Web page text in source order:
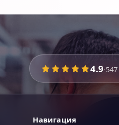
4.9·547
Навигация